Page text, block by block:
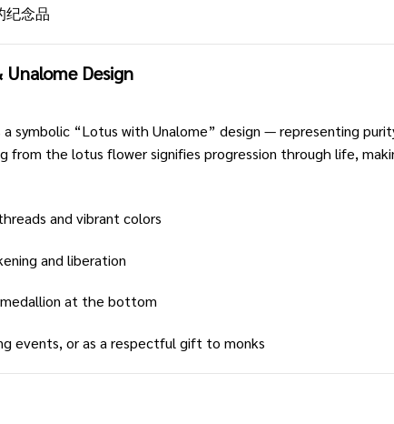
纪念品
Design
symbolic “Lotus with Unalome” design — representing
from the lotus flower signifies progression through life,
and vibrant colors
and liberation
at the bottom
events, or as a respectful gift to monks